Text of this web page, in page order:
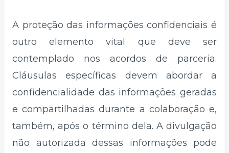
A proteção das informações confidenciais é
outro elemento vital que deve ser
contemplado nos acordos de parceria.
Cláusulas específicas devem abordar a
confidencialidade das informações geradas
e compartilhadas durante a colaboração e,
também, após o término dela. A divulgação
não autorizada dessas informações pode